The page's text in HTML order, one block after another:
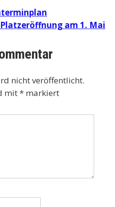
am 1. Mai
nicht veröffentlicht.
mit* markiert